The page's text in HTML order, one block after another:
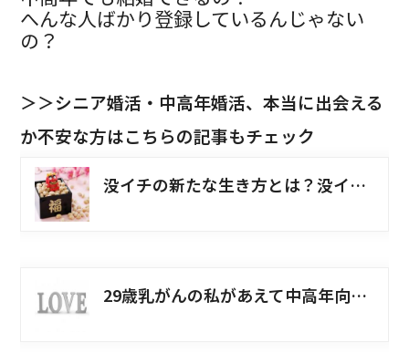
へんな人ばかり登録しているんじゃない
の？
＞＞シニア婚活・中高年婚活、本当に出会える
か不安な方はこちらの記事もチェック
没イチの新たな生き方とは？没イチで配偶者をなくした単身・中高年シニアへ
29歳乳がんの私があえて中高年向け婚活を始めた理由とは